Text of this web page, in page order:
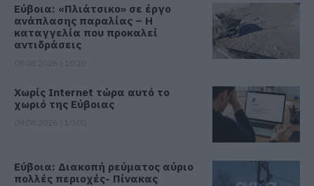
Εύβοια: «Πλιάτσικο» σε έργο
ανάπλασης παραλίας – Η
καταγγελία που προκαλεί
αντιδράσεις
Χωρίς Internet τώρα αυτό το
χωριό της Εύβοιας
Εύβοια: Διακοπή ρεύματος αύριο
πολλές περιοχές- Πίνακας